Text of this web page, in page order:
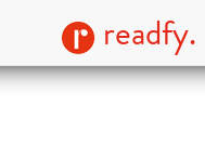
readfy.